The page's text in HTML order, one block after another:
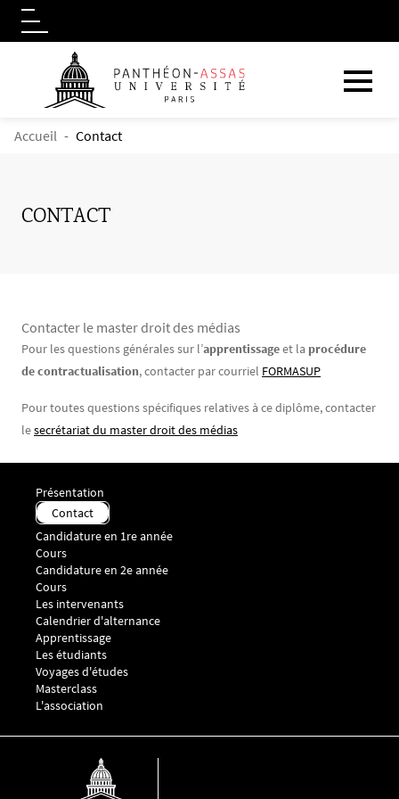
Aller au contenu principal
Logo
FIL D'ARIANE
Accueil Contact
CONTACT
Contacter le master droit des médias
Contenu
Texte
Pour les questions générales sur l’apprentissageet la procédure
de contractualisation, contacter par courriel FORMASUP
Pour toutes questions spécifiques relatives à ce diplôme, contacter
lesecrétariat du master droit des médias
Menu Footer Master droit des médias 1
Présentation
Contact
Menu Footer Master droit des médias 2
Candidature en 1re année
Cours
Menu Footer Master droit des médias 3
Candidature en 2e année
Cours
Les intervenants
Calendrier d'alternance
Menu Footer Master droit des médias 4
Apprentissage
Menu Footer Master droit des médias 5
Les étudiants
Voyages d'études
Masterclass
L'association